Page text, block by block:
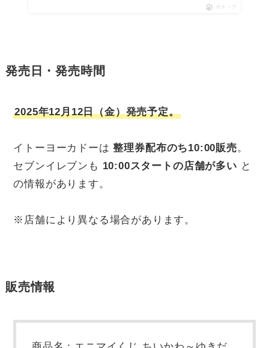
ポチップ
発売日・発売時間
2025年12月12日（金）発売予定。
イトーヨーカドーは整理券配布のち10:00販売。
セブンイレブンも 10:00スタートの店舗が多い と
の情報があります。
※店舗により異なる場合があります。
販売情報